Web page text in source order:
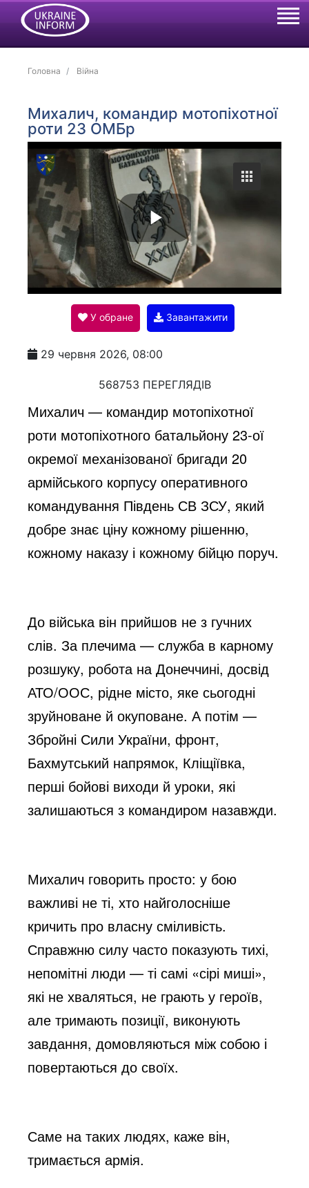
Головна Війна
Михалич, командир мотопіхотної
роти 23 ОМБр
P
l
a
y
V
i
d
o
У обране Завантажити
29 червня 2026, 08:00
568753 ПЕРЕГЛЯДІВ
Михалич — командир мотопіхотної
роти мотопіхотного батальйону 23-ої
окремої механізованої бригади 20
армійського корпусу оперативного
командування Південь СВ ЗСУ, який
добре знає ціну кожному рішенню,
кожному наказу і кожному бійцю поруч.
До війська він прийшов не з гучних
слів. За плечима — служба в карному
розшуку, робота на Донеччині, досвід
АТО/ООС, рідне місто, яке сьогодні
зруйноване й окуповане. А потім —
Збройні Сили України, фронт,
Бахмутський напрямок, Кліщіївка,
перші бойові виходи й уроки, які
залишаються з командиром назавжди.
Михалич говорить просто: у бою
важливі не ті, хто найголосніше
кричить про власну сміливість.
Справжню силу часто показують тихі,
непомітні люди — ті самі «сірі миші»,
які не хваляться, не грають у героїв,
але тримають позиції, виконують
завдання, домовляються між собою і
повертаються до своїх.
Саме на таких людях, каже він,
тримається армія.